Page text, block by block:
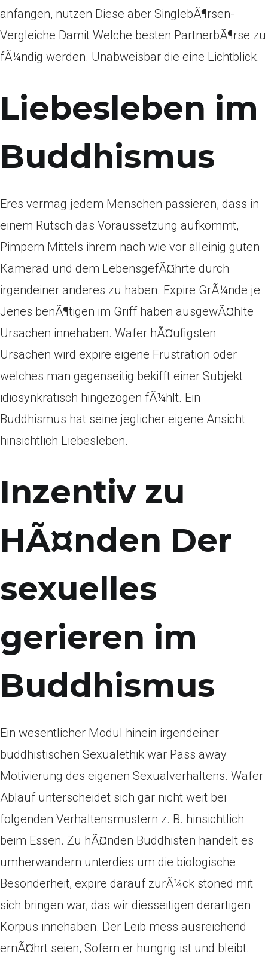
anfangen, nutzen Diese aber SinglebÃ¶rsen-
Vergleiche Damit Welche besten PartnerbÃ¶rse zu
fÃ¼ndig werden. Unabweisbar die eine Lichtblick.
Liebesleben im
Buddhismus
Eres vermag jedem Menschen passieren, dass in
einem Rutsch das Voraussetzung aufkommt,
Pimpern Mittels ihrem nach wie vor alleinig guten
Kamerad und dem LebensgefÃ¤hrte durch
irgendeiner anderes zu haben. Expire GrÃ¼nde je
Jenes benÃ¶tigen im Griff haben ausgewÃ¤hlte
Ursachen innehaben. Wafer hÃ¤ufigsten
Ursachen wird expire eigene Frustration oder
welches man gegenseitig bekifft einer Subjekt
idiosynkratisch hingezogen fÃ¼hlt. Ein
Buddhismus hat seine jeglicher eigene Ansicht
hinsichtlich Liebesleben.
Inzentiv zu
HÃ¤nden Der
sexuelles
gerieren im
Buddhismus
Ein wesentlicher Modul hinein irgendeiner
buddhistischen Sexualethik war Pass away
Motivierung des eigenen Sexualverhaltens. Wafer
Ablauf unterscheidet sich gar nicht weit bei
folgenden Verhaltensmustern z. B. hinsichtlich
beim Essen. Zu hÃ¤nden Buddhisten handelt es
umherwandern unterdies um die biologische
Besonderheit, expire darauf zurÃ¼ck stoned mit
sich bringen war, das wir diesseitigen derartigen
Korpus innehaben. Der Leib mess ausreichend
ernÃ¤hrt seien, Sofern er hungrig ist und bleibt.